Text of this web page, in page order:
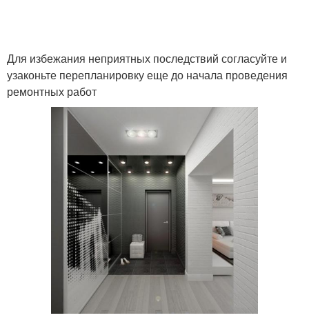
Для избежания неприятных последствий согласуйте и
узаконьте перепланировку еще до начала проведения
ремонтных работ